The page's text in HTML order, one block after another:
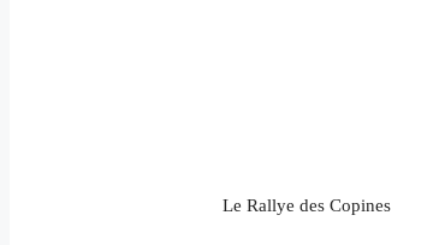
Le Rallye des Copines